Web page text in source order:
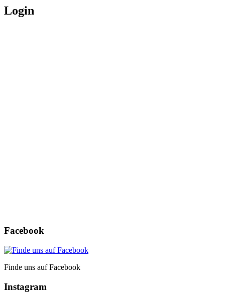
Login
Facebook
Finde uns auf Facebook
Instagram